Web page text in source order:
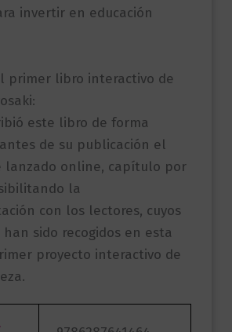
invertir en educación
primer libro interactivo de
este libro de forma
de su publicación el
lanzado online, capítulo por
la
con los lectores, cuyos
sido recogidos en esta
proyecto interactivo de